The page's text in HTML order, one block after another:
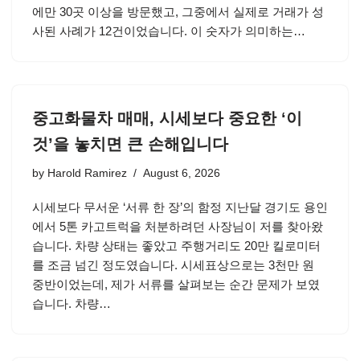
에만 30곳 이상을 방문했고, 그중에서 실제로 거래가 성
사된 사례가 12건이었습니다. 이 숫자가 의미하는…
중고화물차 매매, 시세보다 중요한 ‘이
것’을 놓치면 큰 손해입니다
by Harold Ramirez August 6, 2026
시세보다 무서운 ‘서류 한 장’의 함정 지난달 경기도 용인
에서 5톤 카고트럭을 처분하려던 사장님이 저를 찾아왔
습니다. 차량 상태는 좋았고 주행거리도 20만 킬로미터
를 조금 넘긴 정도였습니다. 시세표상으로는 3천만 원
중반이었는데, 제가 서류를 살펴보는 순간 문제가 보였
습니다. 차량…